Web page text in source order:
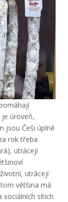
je úroveň,
jsou Češi úplně
rok třeba
utrácejí
utrácejí
většina má
sociálních sítích